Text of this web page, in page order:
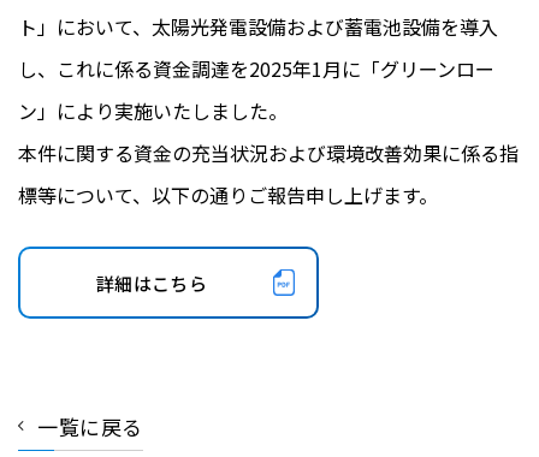
ト」において、太陽光発電設備および蓄電池設備を導入
し、これに係る資金調達を2025年1月に「グリーンロー
ン」により実施いたしました。
本件に関する資金の充当状況および環境改善効果に係る指
標等について、以下の通りご報告申し上げます。
詳細はこちら
一覧に戻る